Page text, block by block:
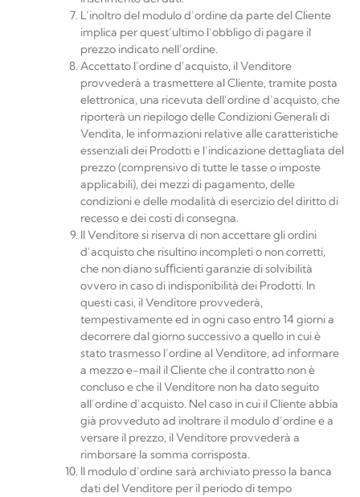
L’inoltro del modulo d’ordine da parte del Cliente
implica per quest’ultimo l’obbligo di pagare il
prezzo indicato nell’ordine.
Accettato l’ordine d’acquisto, il Venditore
provvederà a trasmettere al Cliente, tramite posta
elettronica, una ricevuta dell’ordine d’acquisto, che
riporterà un riepilogo delle Condizioni Generali di
Vendita, le informazioni relative alle caratteristiche
essenziali dei Prodotti e l’indicazione dettagliata del
prezzo (comprensivo di tutte le tasse o imposte
applicabili), dei mezzi di pagamento, delle
condizioni e delle modalità di esercizio del diritto di
recesso e dei costi di consegna.
Il Venditore si riserva di non accettare gli ordini
d’acquisto che risultino incompleti o non corretti,
che non diano suﬃcienti garanzie di solvibilità
ovvero in caso di indisponibilità dei Prodotti. In
questi casi, il Venditore provvederà,
tempestivamente ed in ogni caso entro 14 giorni a
decorrere dal giorno successivo a quello in cui è
stato trasmesso l’ordine al Venditore, ad informare
a mezzo e-mail il Cliente che il contratto non è
concluso e che il Venditore non ha dato seguito
all’ordine d’acquisto. Nel caso in cui il Cliente abbia
già provveduto ad inoltrare il modulo d’ordine e a
versare il prezzo, il Venditore provvederà a
rimborsare la somma corrisposta.
ll modulo d’ordine sarà archiviato presso la banca
dati del Venditore per il periodo di tempo